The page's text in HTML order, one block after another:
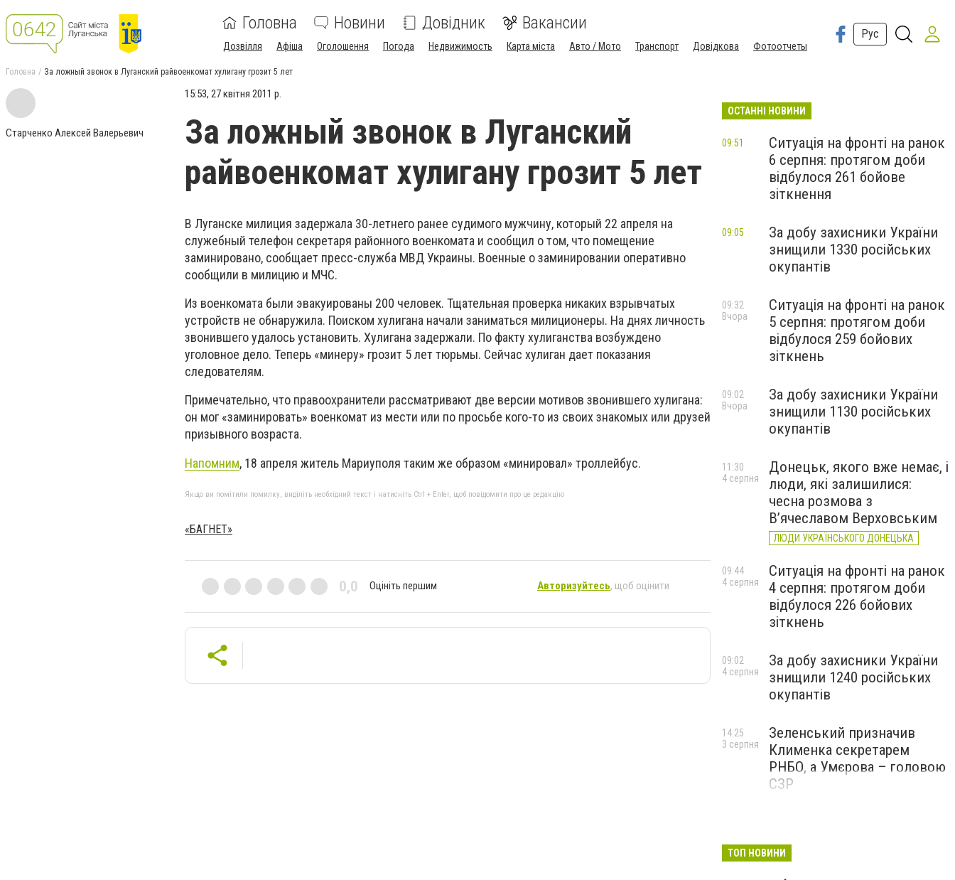
Головна Новини Довідник Вакансии
Дозвілля Афіша Оголошення Погода Недвижимость Карта міста Авто / Мото Транспорт Довідкова Фотоотчеты
Рус
Головна За ложный звонок в Луганский райвоенкомат хулигану грозит 5 лет
Старченко Алексей Валерьевич
15:53, 27 квітня 2011 р.
За ложный звонок в Луганский
райвоенкомат хулигану грозит 5 лет
В Луганске милиция задержала 30-летнего ранее судимого мужчину, который 22 апреля на
служебный телефон секретаря районного военкомата и сообщил о том, что помещение
заминировано, сообщает пресс-служба МВД Украины. Военные о заминировании оперативно
сообщили в милицию и МЧС.
Из военкомата были эвакуированы 200 человек. Тщательная проверка никаких взрывчатых
устройств не обнаружила. Поиском хулигана начали заниматься милиционеры. На днях личность
звонившего удалось установить. Хулигана задержали. По факту хулиганства возбуждено
уголовное дело. Теперь «минеру» грозит 5 лет тюрьмы. Сейчас хулиган дает показания
следователям.
Примечательно, что правоохранители рассматривают две версии мотивов звонившего хулигана:
он мог «заминировать» военкомат из мести или по просьбе кого-то из своих знакомых или друзей
призывного возраста.
Напомним, 18 апреля житель Мариуполя таким же образом «минировал» троллейбус.
Якщо ви помітили помилку, виділіть необхідний текст і натисніть Ctrl + Enter, щоб повідомити про це редакцію
«БАГНЕТ»
0,0 Оцініть першим Авторизуйтесь, щоб оцінити
ОСТАННІ НОВИНИ
Ситуація на фронті на ранок
6 серпня: протягом доби
відбулося 261 бойове
зіткнення
09:51
За добу захисники України
знищили 1330 російських
окупантів
09:05
Ситуація на фронті на ранок
5 серпня: протягом доби
відбулося 259 бойових
зіткнень
09:32
Вчора
За добу захисники України
знищили 1130 російських
окупантів
09:02
Вчора
Донецьк, якого вже немає, і
люди, які залишилися:
чесна розмова з
В’ячеславом Верховським
ЛЮДИ УКРАЇНСЬКОГО ДОНЕЦЬКА
11:30
4 серпня
Ситуація на фронті на ранок
4 серпня: протягом доби
відбулося 226 бойових
зіткнень
09:44
4 серпня
За добу захисники України
знищили 1240 російських
окупантів
09:02
4 серпня
Зеленський призначив
Клименка секретарем
РНБО, а Умєрова – головою
СЗР
14:25
3 серпня
ТОП НОВИНИ